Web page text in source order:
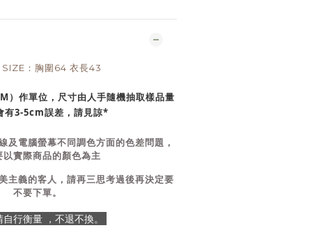
SIZE：胸圍64 衣長43
）作單位，尺寸由人手隨機抽取樣品量
有3-5cm誤差，請見諒*
及電腦螢幕不同調色方面的色差問題，
以實際商品的顏色為主
主義的客人，請再三思考過後再決定要
不要下單。
行衡量 ，不退不換。